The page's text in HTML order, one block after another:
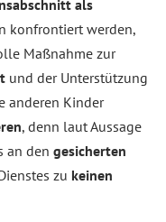
als
konfrontiert werden,
Maßnahme zur
und der Unterstützung
anderen Kinder
, denn laut Aussage
an den gesicherten
zu keinen